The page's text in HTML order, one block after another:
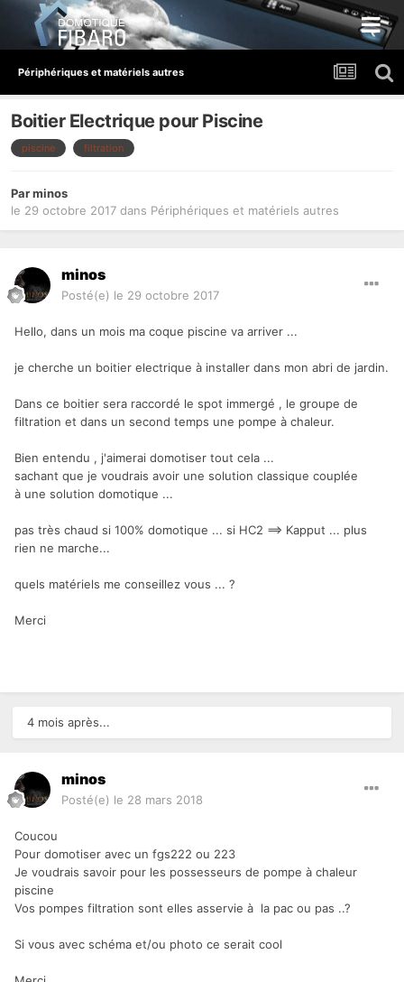
Périphériques et matériels autres
Boitier Electrique pour Piscine
piscine filtration
Parminos
le 29 octobre 2017 dans Périphériques et matériels autres
minos
Posté(e) le 29 octobre 2017
Hello, dans un mois ma coque piscine va arriver ...
je cherche un boitier electrique à installer dans mon abri de jardin.
Dans ce boitier sera raccordé le spot immergé , le groupe de
filtration et dans un second temps une pompe à chaleur.
Bien entendu , j'aimerai domotiser tout cela ...
sachant que je voudrais avoir une solution classique couplée
à une solution domotique ...
pas très chaud si 100% domotique ... si HC2 ==> Kapput ... plus
rien ne marche...
quels matériels me conseillez vous ... ?
Merci
4 mois après...
minos
Posté(e) le 28 mars 2018
Coucou
Pour domotiser avec un fgs222 ou 223
Je voudrais savoir pour les possesseurs de pompe à chaleur
piscine
Vos pompes filtration sont elles asservie à la pac ou pas ..?
Si vous avec schéma et/ou photo ce serait cool